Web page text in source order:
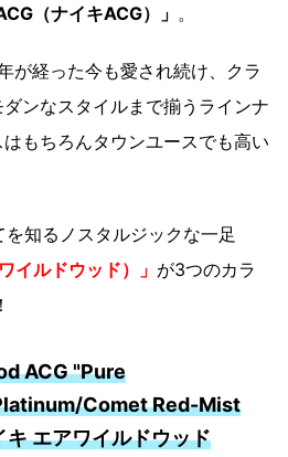
（ナイキACG）」 。
が経った今も愛され続け、クラ
ンなスタイルまで揃うラインナ
もちろんタウンユースでも高い
知るノスタルジックな一足
イルドウッド）」 が3つのカラ
ACG "Pure
Comet Red-Mist
エアワイルドウッド